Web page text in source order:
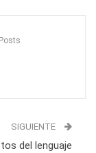
SIGUIENTE
del lenguaje